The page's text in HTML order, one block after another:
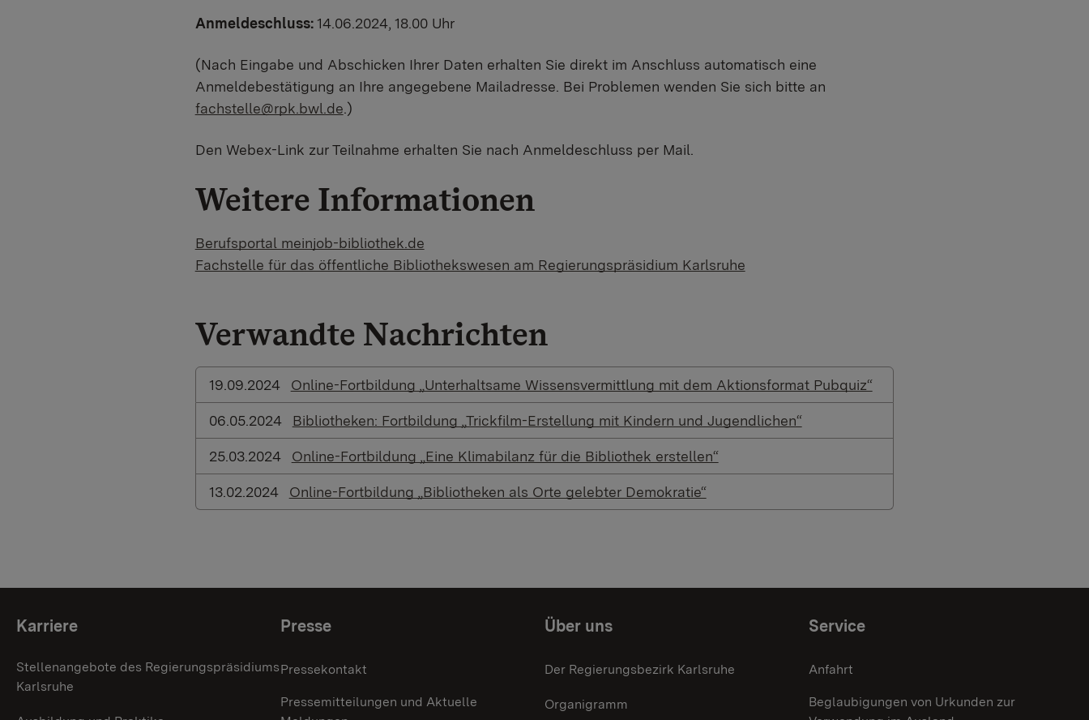
Anmeldeschluss: 14.06.2024, 18.00 Uhr
(Nach Eingabe und Abschicken Ihrer Daten erhalten Sie direkt im Anschluss automatisch eine
Anmeldebestätigung an Ihre angegebene Mailadresse. Bei Problemen wenden Sie sich bitte an
fachstelle@rpk.bwl.de.)
Den Webex-Link zur Teilnahme erhalten Sie nach Anmeldeschluss per Mail.
Weitere Informationen
Berufsportal meinjob-bibliothek.de
Fachstelle für das öffentliche Bibliothekswesen am Regierungspräsidium Karlsruhe
Verwandte Nachrichten
19.09.2024 Online-Fortbildung „Unterhaltsame Wissensvermittlung mit dem Aktionsformat Pubquiz“
06.05.2024 Bibliotheken: Fortbildung „Trickfilm-Erstellung mit Kindern und Jugendlichen“
25.03.2024 Online-Fortbildung „Eine Klimabilanz für die Bibliothek erstellen“
13.02.2024 Online-Fortbildung „Bibliotheken als Orte gelebter Demokratie“
Themenübersicht
Karriere
Stellenangebote des Regierungspräsidiums
Karlsruhe
Presse
Pressekontakt
Pressemitteilungen und Aktuelle
Über uns
Der Regierungsbezirk Karlsruhe
Organigramm
Service
Anfahrt
Beglaubigungen von Urkunden zur